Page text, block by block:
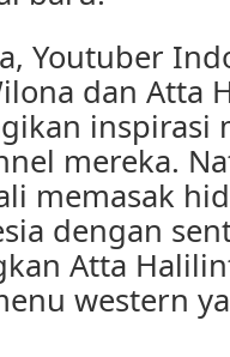
Youtuber
dan Atta
inspirasi
mereka.
memasak
dengan
Atta
western